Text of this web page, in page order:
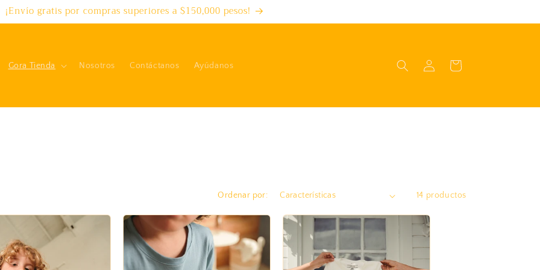
¡Envío gratis por compras superiores a $150,000 pesos!
Gora Tienda Nosotros Contáctanos Ayúdanos
sesión
Carrito
Ordenar por: 14 productos